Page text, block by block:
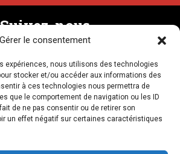
Gérer le consentement
expériences, nous utilisons des technologies
stocker et/ou accéder aux informations des
à ces technologies nous permettra de
que le comportement de navigation ou les ID
de ne pas consentir ou de retirer son
un effet négatif sur certaines caractéristiques
Suivez-nous
la newsletter